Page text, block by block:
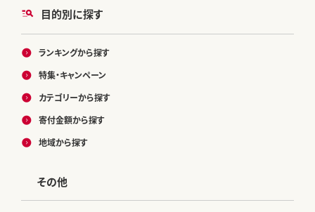
目的別に探す
ランキングから探す
特集・キャンペーン
カテゴリーから探す
寄付金額から探す
地域から探す
その他